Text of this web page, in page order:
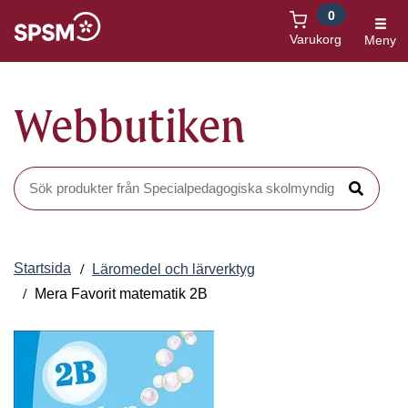
Varukorg
0
Meny
Webbutiken
Sök produkter i Webbutiken
Sök
Startsida
Läromedel och lärverktyg
Mera Favorit matematik 2B